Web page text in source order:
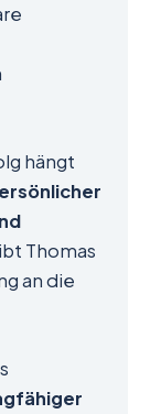
hängt
Thomas
an die